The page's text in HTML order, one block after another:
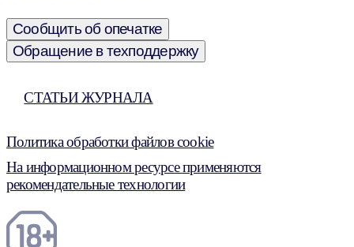
Сообщить об опечатке
Обращение в техподдержку
СТАТЬИ ЖУРНАЛА
Политика обработки файлов cookie
На информационном ресурсе применяются
рекомендательные технологии